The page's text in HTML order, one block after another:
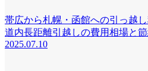
帯広から札幌・函館への引っ越
道内長距離引越しの費用相場と
2025.07.10